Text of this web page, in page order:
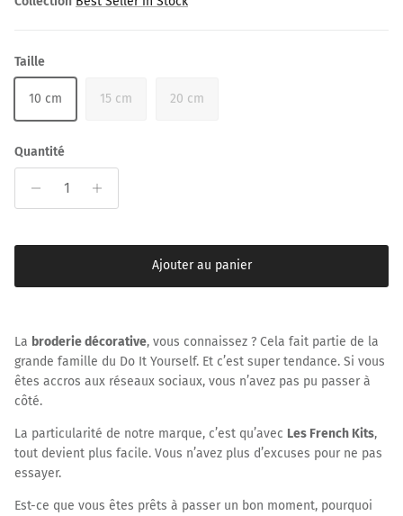
Taille
10 cm 15 cm 20 cm
Quantité
Ajouter au panier
La broderie décorative, vous connaissez ? Cela fait partie de la
grande famille du Do It Yourself. Et c’est super tendance. Si vous
êtes accros aux réseaux sociaux, vous n’avez pas pu passer à
côté.
La particularité de notre marque, c’est qu’avec Les French Kits,
tout devient plus facile. Vous n’avez plus d’excuses pour ne pas
essayer.
Est-ce que vous êtes prêts à passer un bon moment, pourquoi